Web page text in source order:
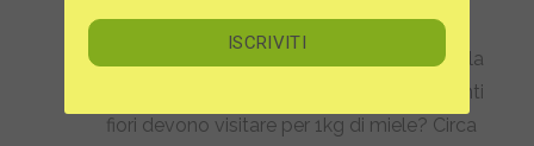
alveari, di cui 200.000 solo in Italia.
In ogni singolo volo di ricognizione, una sola
ape può visitare dai 50 ai 100 fiori. Ma quanti
fiori devono visitare per 1kg di miele? Circa